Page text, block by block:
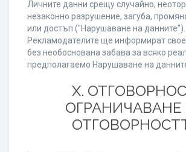
Личните данни срещу случайно,
незаконно разрушение, загуба,
или достъп ("Нарушаване на
Рекламодателите ще информират
без необоснована забава за всяко
предполагаемо Нарушаване на
X.
ОГРАНИЧАВАНЕ